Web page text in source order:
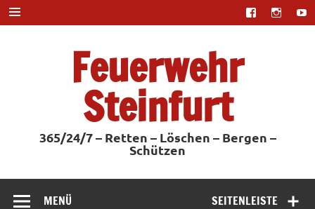
Zum
Inhalt
springen
Feuerwehr
Steinfurt
365/24/7 – Retten – Löschen – Bergen –
Schützen
SEITENLEISTE
MENÜ